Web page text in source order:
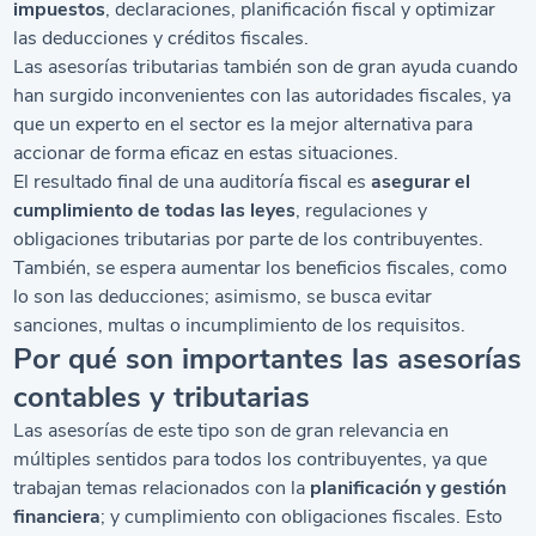
impuestos, declaraciones, planificación fiscal y optimizar
las deducciones y créditos fiscales.
Las asesorías tributarias también son de gran ayuda cuando
han surgido inconvenientes con las autoridades fiscales, ya
que un experto en el sector es la mejor alternativa para
accionar de forma eficaz en estas situaciones.
El resultado final de una auditoría fiscal esasegurar el
cumplimiento de todas las leyes, regulaciones y
obligaciones tributarias por parte de los contribuyentes.
También, se espera aumentar los beneficios fiscales, como
lo son las deducciones; asimismo, se busca evitar
sanciones, multas o incumplimiento de los requisitos.
Por qué son importantes las asesorías
contables y tributarias
Las asesorías de este tipo son de gran relevancia en
múltiples sentidos para todos los contribuyentes, ya que
trabajan temas relacionados con la planificación y gestión
financiera; y cumplimiento con obligaciones fiscales. Esto